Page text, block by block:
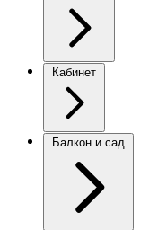
Кабинет
Балкон и сад